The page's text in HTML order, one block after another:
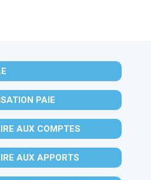
PAIE
AUX COMPTES
AUX APPORTS